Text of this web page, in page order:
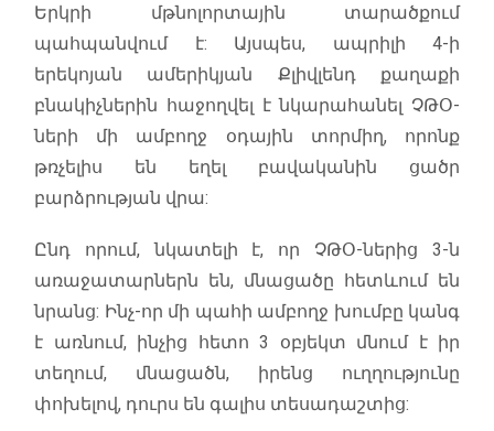
Երկրի մթնոլորտային տարածքում
պահպանվում է: Այսպես, ապրիլի 4-ի
երեկոյան ամերիկյան Քլիվլենդ քաղաքի
բնակիչներին հաջողվել է նկարահանել ՉԹՕ-
ների մի ամբողջ օդային տորմիղ, որոնք
թռչելիս են եղել բավականին ցածր
բարձրության վրա:
Ընդ որում, նկատելի է, որ ՉԹՕ-ներից 3-ն
առաջատարներն են, մնացածը հետևում են
նրանց: Ինչ-որ մի պահի ամբողջ խումբը կանգ
է առնում, ինչից հետո 3 օբյեկտ մնում է իր
տեղում, մնացածն, իրենց ուղղությունը
փոխելով, դուրս են գալիս տեսադաշտից: